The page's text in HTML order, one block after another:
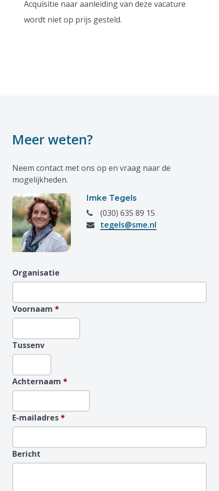
Acquisitie naar aanleiding van deze vacature
wordt niet op prijs gesteld.
Meer weten?
Neem contact met ons op en vraag naar de
mogelijkheden.
Imke Tegels
(030) 635 89 15
tegels@sme.nl
Organisatie
Voornaam *
Tussenv
Achternaam *
E-mailadres*
Bericht